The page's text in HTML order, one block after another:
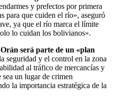
y prefectos por primera
para que cuiden el río», aseguró
ya que el río marca el límite
lo cuidan los bolivianos».
será parte de un «plan
seguridad y el control en la zona
al tráfico de mercancías y
sea un lugar de crimen
la importancia estratégica de la